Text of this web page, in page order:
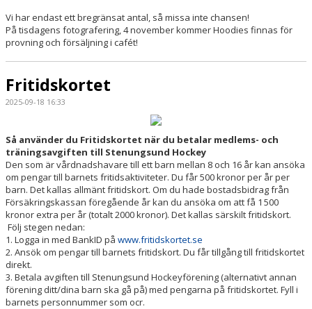
Vi har endast ett bregränsat antal, så missa inte chansen!
På tisdagens fotografering, 4 november kommer Hoodies finnas för
provning och försäljning i cafét!
Fritidskortet
2025-09-18 16:33
Så använder du Fritidskortet när du betalar medlems- och
träningsavgiften till Stenungsund Hockey
Den som är vårdnadshavare till ett barn mellan 8 och 16 år kan ansöka
om pengar till barnets fritidsaktiviteter. Du får 500 kronor per år per
barn. Det kallas allmänt fritidskort. Om du hade bostadsbidrag från
Försäkringskassan föregående år kan du ansöka om att få 1 500
kronor extra per år (totalt 2000 kronor). Det kallas särskilt fritidskort.
Följ stegen nedan:
1. Logga in med BankID på www.fritidskortet.se
2. Ansök om pengar till barnets fritidskort. Du får tillgång till fritidskortet
direkt.
3. Betala avgiften till Stenungsund Hockeyförening (alternativt annan
förening ditt/dina barn ska gå på) med pengarna på fritidskortet. Fyll i
barnets personnummer som ocr.